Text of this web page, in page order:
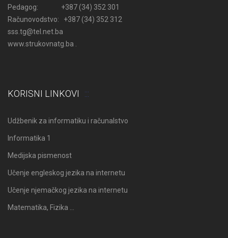
Pedagog: +387 (34) 352 301
Računovodstvo: +387 (34) 352 312
sss.tg@tel.net.ba
www.strukovnatg.ba .
KORISNI LINKOVI
Udžbenik za informatiku i računalstvo
Informatika 1
Medijska pismenost
Učenje engleskog jezika na internetu
Učenje njemačkog jezika na internetu
Matematika, Fizika …